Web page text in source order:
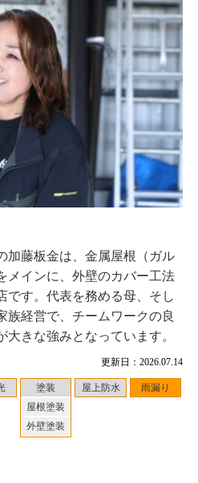
更新日：2026.07.14
塗装
屋根塗装
外壁塗装
屋上防水 雨漏り
加藤板金は、金属屋根（ガル
メインに、外壁のカバー工法
です。代表を務める母、そし
族経営で、チームワークの良
きな強みとなっています。